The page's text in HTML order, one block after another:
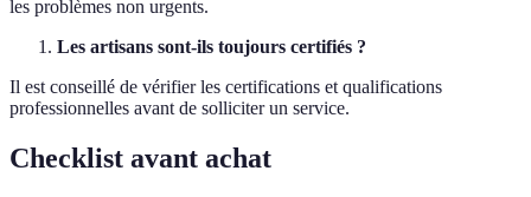
les problèmes non urgents.
Les artisans sont-ils toujours certifiés ?
Il est conseillé de vérifier les certifications et qualifications
professionnelles avant de solliciter un service.
Checklist avant achat